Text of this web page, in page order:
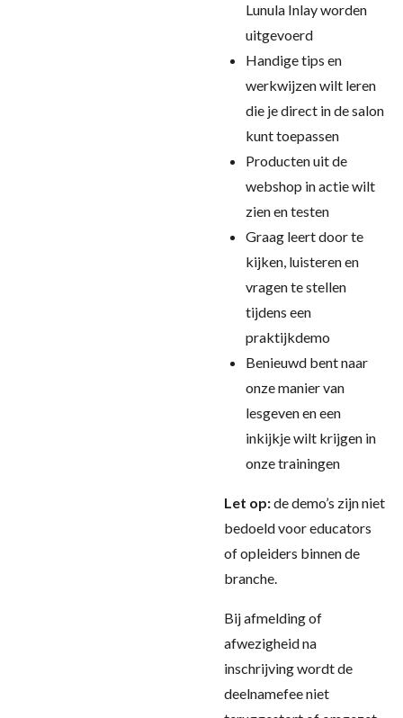
Lunula Inlay worden
uitgevoerd
Handige tips en
werkwijzen wilt leren
die je direct in de salon
kunt toepassen
Producten uit de
webshop in actie wilt
zien en testen
Graag leert door te
kijken, luisteren en
vragen te stellen
tijdens een
praktijkdemo
Benieuwd bent naar
onze manier van
lesgeven en een
inkijkje wilt krijgen in
onze trainingen
Let op:de demo’s zijn niet
bedoeld voor educators
of opleiders binnen de
branche.
Bij afmelding of
afwezigheid na
inschrijving wordt de
deelnamefee niet